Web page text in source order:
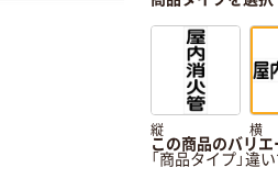
縦 横
この商品のバリエ
「商品タイプ」違